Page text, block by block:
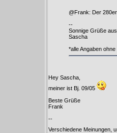
@Frank: Der
--
Sonnige Grüße
Sascha
*alle Angaben
Hey Sascha,
meiner ist Bj. 09/05
Beste Grüße
Frank
--
Verschiedene Meinungen,